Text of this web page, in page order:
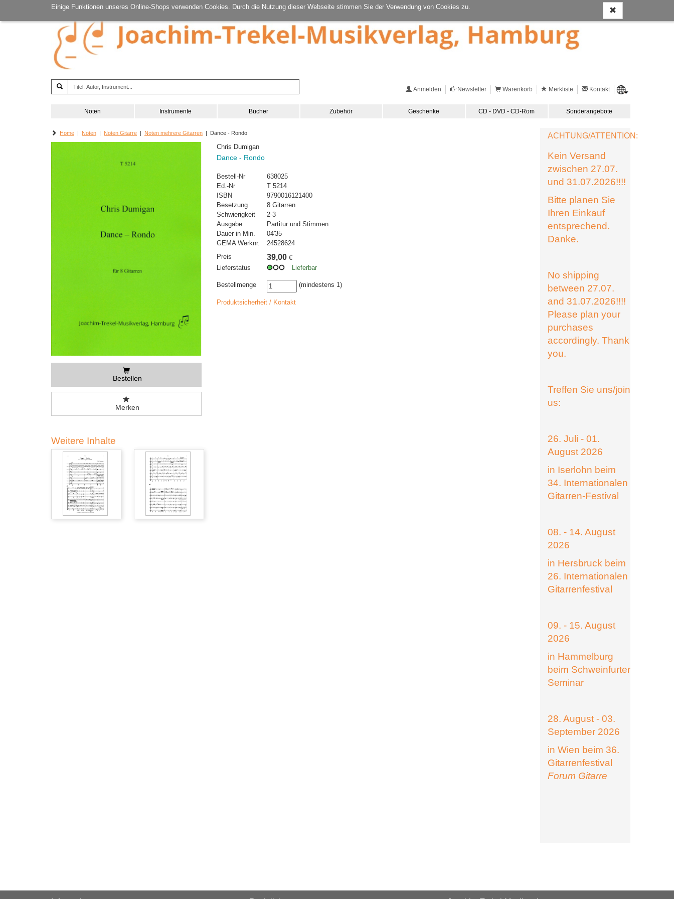
Einige Funktionen unseres Online-Shops verwenden Cookies. Durch die Nutzung dieser Webseite stimmen Sie der Verwendung von Cookies zu.
Anmelden Newsletter Warenkorb Merkliste Kontakt
Noten Instrumente Bücher Zubehör Geschenke CD - DVD - CD-Rom Sonderangebote
Home | Noten | Noten Gitarre | Noten mehrere Gitarren | Dance - Rondo
Bestellen
Merken
Chris Dumigan
Dance - Rondo
Bestell-Nr
638025
Ed.-Nr
T 5214
ISBN
9790016121400
Besetzung
8 Gitarren
Schwierigkeit
2-3
Ausgabe
Partitur und Stimmen
Dauer in Min.
04'35
GEMA Werknr.
24528624
Preis
39,00 €
Lieferstatus
Lieferbar
Bestellmenge (mindestens 1)
Produktsicherheit / Kontakt
Weitere Inhalte
ACHTUNG/ATTENTION:
Kein Versand
zwischen 27.07.
und 31.07.2026!!!!
Bitte planen Sie
Ihren Einkauf
entsprechend.
Danke.
No shipping
between 27.07.
and 31.07.2026!!!!
Please plan your
purchases
accordingly. Thank
you.
Treffen Sie uns/join
us:
26. Juli - 01.
August 2026
in Iserlohn beim
34. Internationalen
Gitarren-Festival
08. - 14. August
2026
in Hersbruck beim
26. Internationalen
Gitarrenfestival
09. - 15. August
2026
in Hammelburg
beim Schweinfurter
Seminar
28. August - 03.
September 2026
in Wien beim 36.
Gitarrenfestival
Forum Gitarre